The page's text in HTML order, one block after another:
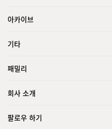
아카이브
기타
패밀리
회사 소개
팔로우 하기